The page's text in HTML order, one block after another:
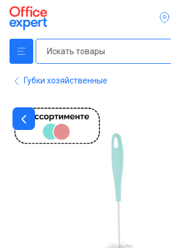
Губки хозяйственные